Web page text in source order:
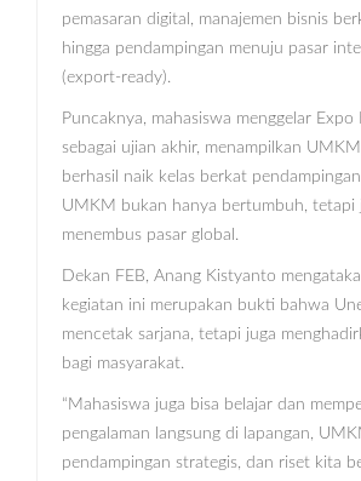
pemasaran digital, manajemen bisnis
hingga pendampingan menuju pasar
(export-ready).
Puncaknya, mahasiswa menggelar Expo
sebagai ujian akhir, menampilkan
berhasil naik kelas berkat
UMKM bukan hanya bertumbuh, tetapi
menembus pasar global.
Dekan FEB, Anang Kistyanto
kegiatan ini merupakan bukti bahwa
mencetak sarjana, tetapi juga
bagi masyarakat.
“Mahasiswa juga bisa belajar dan
pengalaman langsung di lapangan,
pendampingan strategis, dan riset kita